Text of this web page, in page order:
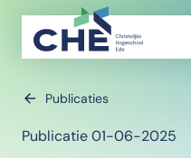
Publicaties
Publicatie 01-06-2025